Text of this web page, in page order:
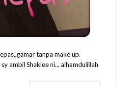
tanpa make up.
ambil Shaklee ni... alhamdulillah